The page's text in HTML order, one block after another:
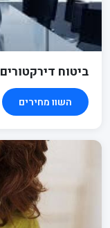
ביטוח דירקטורים
השוו מחירים